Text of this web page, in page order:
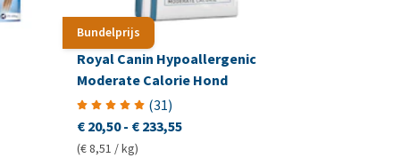
Bundelprijs
Royal Canin Hypoallergenic
Moderate Calorie Hond
(31)
€ 20,50- € 233,55
(€ 8,51 / kg)